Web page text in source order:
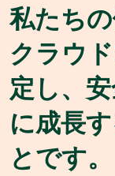
私たち
クラウ
定し、
に成長
とです。